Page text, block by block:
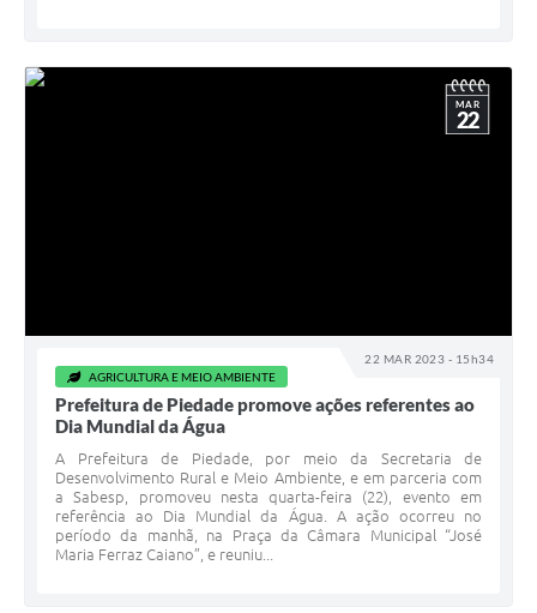
22 MAR 2023 - 15h34
MAR
22
AGRICULTURA E MEIO AMBIENTE
Prefeitura de Piedade promove ações referentes ao
Dia Mundial da Água
A Prefeitura de Piedade, por meio da Secretaria de
Desenvolvimento Rural e Meio Ambiente, e em parceria com
a Sabesp, promoveu nesta quarta-feira (22), evento em
referência ao Dia Mundial da Água. A ação ocorreu no
período da manhã, na Praça da Câmara Municipal “José
Maria Ferraz Caiano”, e reuniu...